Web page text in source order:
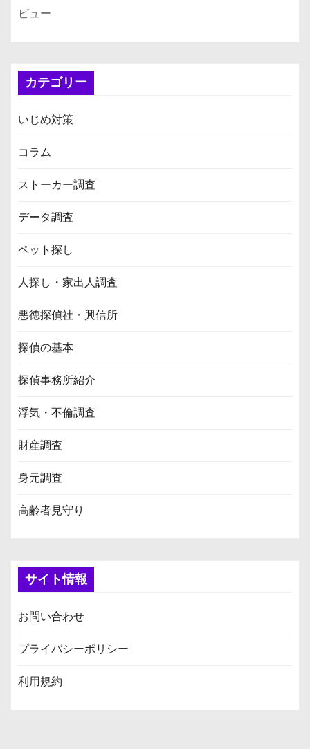
ビュー
カテゴリー
いじめ対策
コラム
ストーカー調査
データ調査
ペット探し
人探し・家出人調査
悪徳探偵社・興信所
探偵の基本
探偵事務所紹介
浮気・不倫調査
財産調査
身元調査
高齢者見守り
サイト情報
お問い合わせ
プライバシーポリシー
利用規約